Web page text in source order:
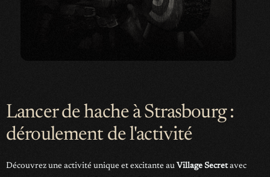
Lancer de hache à Strasbourg :
déroulement de l'activité
Découvrez une activité unique et excitante au Village Secretavec